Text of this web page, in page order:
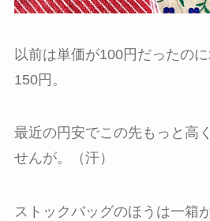
以前は単価が100円だったの
150円。
最近の円安でこの先もっと高
せんが。（汗）
ストックバッグのほうは一箱